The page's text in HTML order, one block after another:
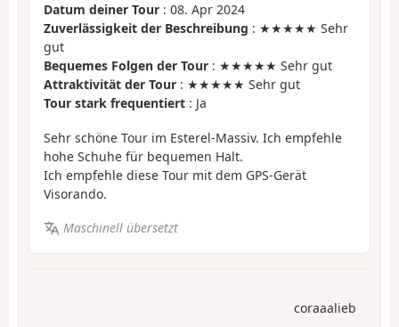
Datum deiner Tour : 08. Apr 2024
Zuverlässigkeit der Beschreibung : ★★★★★ Sehr
gut
Bequemes Folgen der Tour : ★★★★★ Sehr gut
Attraktivität der Tour : ★★★★★ Sehr gut
Tour stark frequentiert : Ja
Sehr schöne Tour im Esterel-Massiv. Ich empfehle
hohe Schuhe für bequemen Halt.
Ich empfehle diese Tour mit dem GPS-Gerät
Visorando.
Maschinell übersetzt
coraaalieb